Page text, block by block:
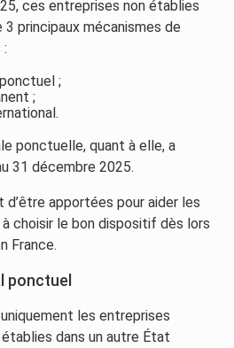
ces entreprises non établies
principaux mécanismes de
;
;
ponctuelle, quant à elle, a
31 décembre 2025.
d’être apportées pour aider les
choisir le bon dispositif dès lors
France.
ponctuel
les entreprises
dans un autre État